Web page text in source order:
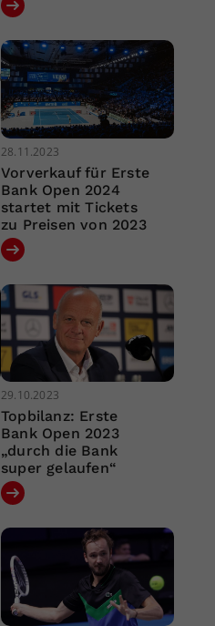
28.11.2023
Vorverkauf für Erste
Bank Open 2024
startet mit Tickets
zu Preisen von 2023
29.10.2023
Topbilanz: Erste
Bank Open 2023
„durch die Bank
super gelaufen“